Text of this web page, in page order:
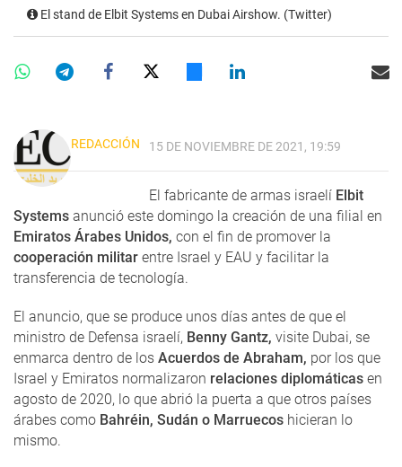
El stand de Elbit Systems en Dubai Airshow. (Twitter)
REDACCIÓN 15 DE NOVIEMBRE DE 2021, 19:59
El fabricante de armas israelí Elbit
Systems anunció este domingo la creación de una filial en
Emiratos Árabes Unidos, con el fin de promover la
cooperación militar entre Israel y EAU y facilitar la
transferencia de tecnología.
El anuncio, que se produce unos días antes de que el
ministro de Defensa israelí, Benny Gantz, visite Dubai, se
enmarca dentro de los Acuerdos de Abraham, por los que
Israel y Emiratos normalizaron relaciones diplomáticas en
agosto de 2020, lo que abrió la puerta a que otros países
árabes como Bahréin, Sudán o Marruecos hicieran lo
mismo.